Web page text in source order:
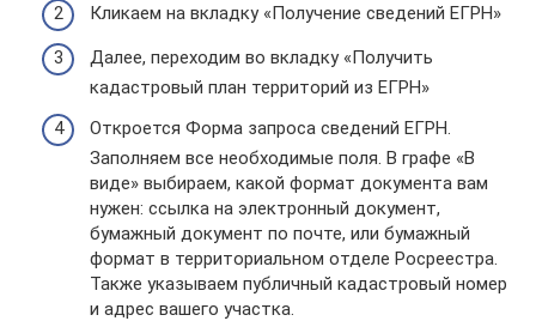
Кликаем на вкладку «Получение сведений ЕГРН»
Далее, переходим во вкладку «Получить
кадастровый план территорий из ЕГРН»
Откроется Форма запроса сведений ЕГРН.
Заполняем все необходимые поля. В графе «В
виде» выбираем, какой формат документа вам
нужен: ссылка на электронный документ,
бумажный документ по почте, или бумажный
формат в территориальном отделе Росреестра.
Также указываем публичный кадастровый номер
и адрес вашего участка.